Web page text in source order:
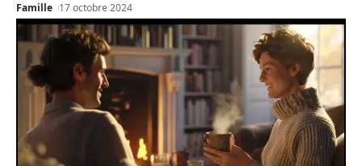
Famille 17 octobre 2024